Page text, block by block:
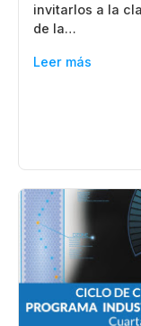
invitarlos a la
de la…
Leer más